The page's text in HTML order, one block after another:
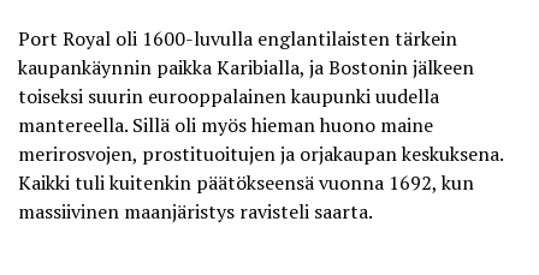
Port Royal oli 1600-luvulla englantilaisten tärkein
kaupankäynnin paikka Karibialla, ja Bostonin jälkeen
toiseksi suurin eurooppalainen kaupunki uudella
mantereella. Sillä oli myös hieman huono maine
merirosvojen, prostituoitujen ja orjakaupan keskuksena.
Kaikki tuli kuitenkin päätökseensä vuonna 1692, kun
massiivinen maanjäristys ravisteli saarta.